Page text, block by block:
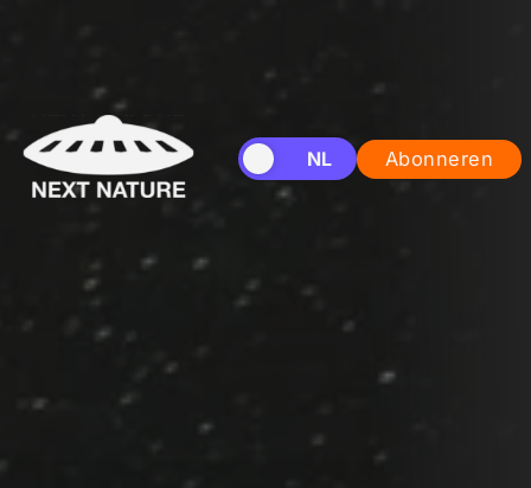
EN NL Abonneren